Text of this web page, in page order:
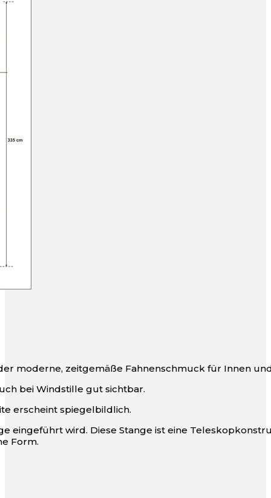
moderne, zeitgemäße Fahnenschmuck für Innen
bei Windstille gut sichtbar.
erscheint spiegelbildlich.
eingeführt wird. Diese Stange ist eine
Form.